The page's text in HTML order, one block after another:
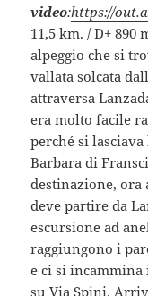
video:https://
11,5 km. / D+ 890
alpeggio che si
vallata solcata
attraversa
era molto facile
perché si
Barbara di
destinazione, ora
deve partire da
escursione ad
raggiungono i
e ci si
su Via Spini.